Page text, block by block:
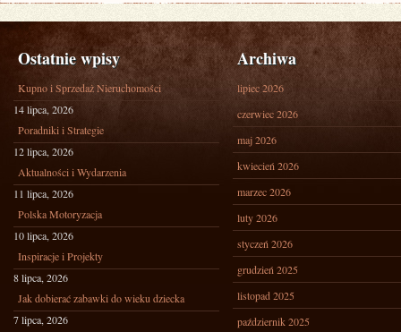
Ostatnie wpisy
Kupno i Sprzedaż Nieruchomości
14 lipca, 2026
Poradniki i Strategie
12 lipca, 2026
Aktualności i Wydarzenia
11 lipca, 2026
Polska Motoryzacja
10 lipca, 2026
Inspiracje i Projekty
8 lipca, 2026
Jak dobierać zabawki do wieku dziecka
7 lipca, 2026
Archiwa
lipiec 2026
czerwiec 2026
maj 2026
kwiecień 2026
marzec 2026
luty 2026
styczeń 2026
grudzień 2025
listopad 2025
październik 2025